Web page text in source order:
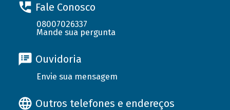
Fale Conosco
08007026337
Mande sua pergunta
Ouvidoria
Envie sua mensagem
Outros telefones e endereços